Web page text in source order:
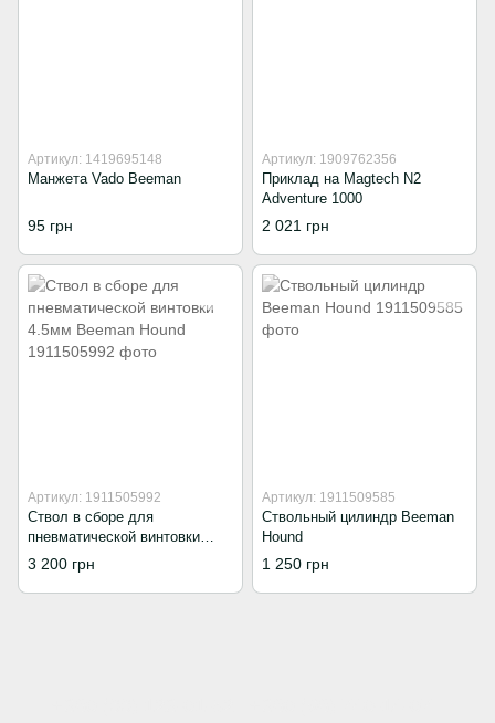
Артикул: 1419695148
Манжета Vado Beeman
95 грн
Артикул: 1909762356
Приклад на Magtech N2
Adventure 1000
2 021 грн
Артикул: 1911505992
Ствол в сборе для
пневматической винтовки
4.5мм Beeman Hound
3 200 грн
Артикул: 1911509585
Ствольный цилиндр Beeman
Hound
1 250 грн